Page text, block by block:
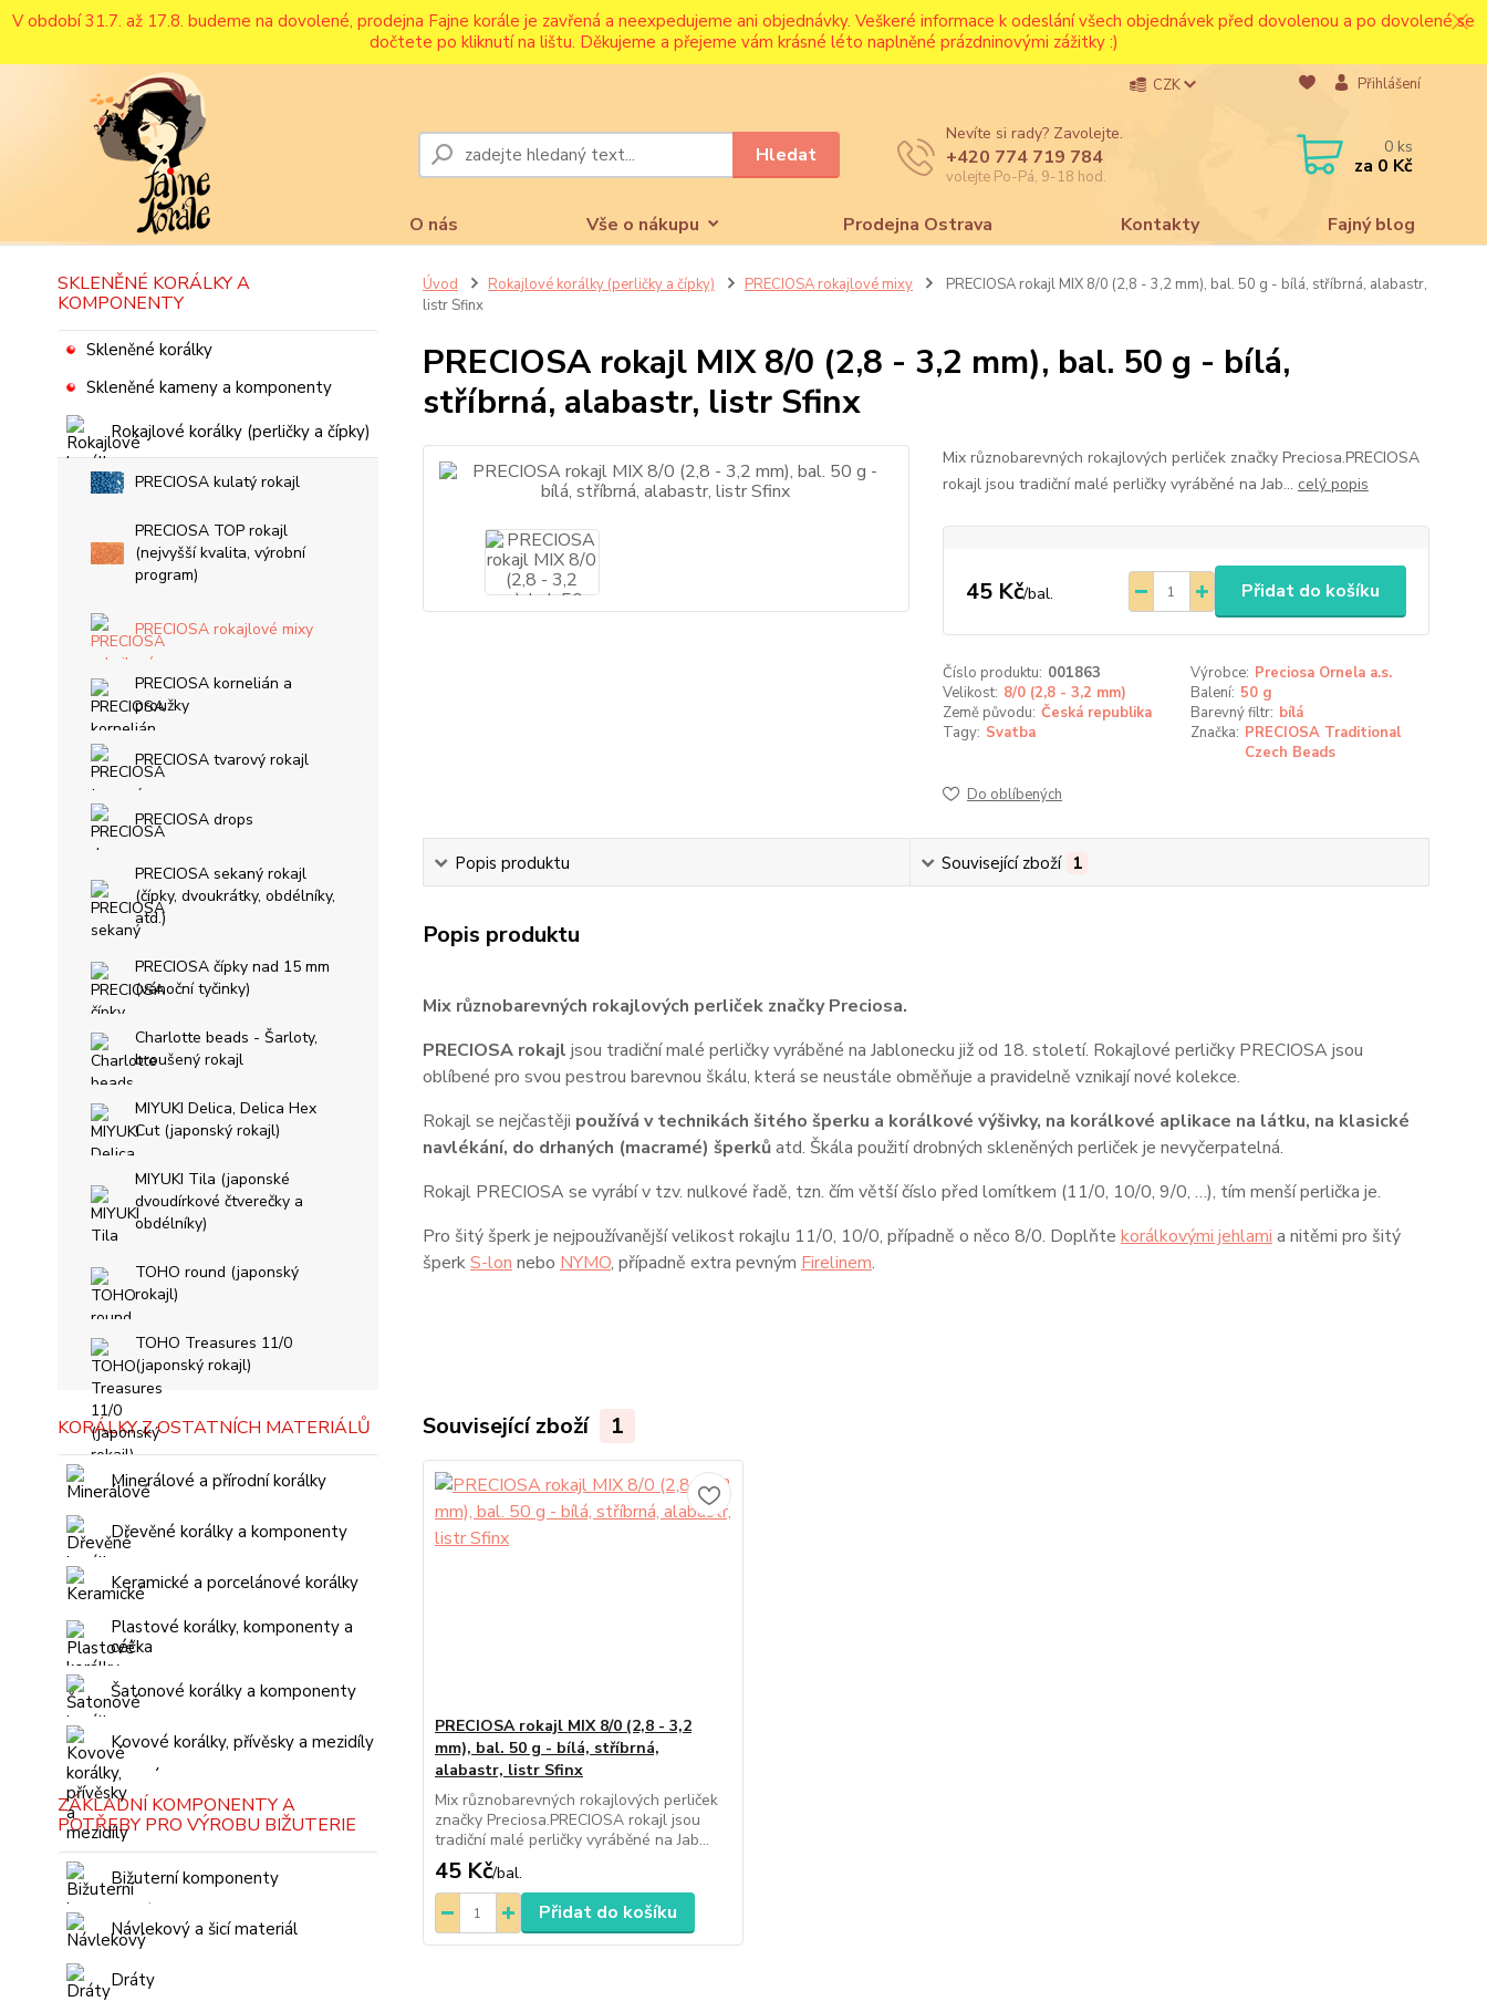
V období 31.7. až 17.8. budeme na dovolené, prodejna Fajne korále je zavřená a neexpedujeme ani objednávky. Veškeré informace k odeslání všech objednávek před dovolenou a po dovolené se
dočtete po kliknutí na lištu. Děkujeme a přejeme vám krásné léto naplněné prázdninovými zážitky :)
O nás Vše o nákupu Prodejna Ostrava Kontakty Fajný blog
CZK Přihlášení
Hledat
Nevíte si rady? Zavolejte.
+420 774 719 784
volejte Po-Pá, 9-18 hod.
0 ks
za 0 Kč
SKLENĚNÉ KORÁLKY A
KOMPONENTY
Skleněné korálky
Skleněné kameny a komponenty
Rokajlové korálky (perličky a čípky)
PRECIOSA kulatý rokajl
PRECIOSA TOP rokajl
(nejvyšší kvalita, výrobní
program)
PRECIOSA rokajlové mixy
PRECIOSA kornelián a
proužky
PRECIOSA tvarový rokajl
PRECIOSA drops
PRECIOSA sekaný rokajl
(čípky, dvoukrátky, obdélníky,
atd.)
PRECIOSA čípky nad 15 mm
(vánoční tyčinky)
Charlotte beads - Šarloty,
broušený rokajl
MIYUKI Delica, Delica Hex
Cut (japonský rokajl)
MIYUKI Tila (japonské
dvoudírkové čtverečky a
obdélníky)
TOHO round (japonský
rokajl)
TOHO Treasures 11/0
(japonský rokajl)
KORÁLKY Z OSTATNÍCH MATERIÁLŮ
Minerálové a přírodní korálky
Dřevěné korálky a komponenty
Keramické a porcelánové korálky
Plastové korálky, komponenty a
céčka
Šatonové korálky a komponenty
Kovové korálky, přívěsky a mezidíly
ZÁKLADNÍ KOMPONENTY A
POTŘEBY PRO VÝROBU BIŽUTERIE
Bižuterní komponenty
Návlekový a šicí materiál
Dráty
Úvod Rokajlové korálky (perličky a čípky) PRECIOSA rokajlové mixy
PRECIOSA rokajl MIX 8/0 (2,8 - 3,2 mm), bal. 50 g - bílá, stříbrná, alabastr,
listr Sfinx
PRECIOSA rokajl MIX 8/0 (2,8 - 3,2 mm), bal. 50 g - bílá,
stříbrná, alabastr, listr Sfinx
Mix různobarevných rokajlových perliček značky Preciosa.PRECIOSA
rokajl jsou tradiční malé perličky vyráběné na Jab... celý popis
45 Kč/bal. Přidat do košíku
Číslo produktu: 001863 Výrobce: Preciosa Ornela a.s.
Velikost: 8/0 (2,8 - 3,2 mm) Balení: 50 g
Země původu: Česká republika Barevný filtr: bílá
Tagy: Svatba Značka: PRECIOSA Traditional
Czech Beads
Do oblíbených
Popis produktu Související zboží 1
Popis produktu
Mix různobarevných rokajlových perliček značky Preciosa.
PRECIOSA rokajl jsou tradiční malé perličky vyráběné na Jablonecku již od 18. století. Rokajlové perličky PRECIOSA jsou
oblíbené pro svou pestrou barevnou škálu, která se neustále obměňuje a pravidelně vznikají nové kolekce.
Rokajl se nejčastěji používá v technikách šitého šperku a korálkové výšivky, na korálkové aplikace na látku, na klasické
navlékání, do drhaných (macramé) šperkůatd. Škála použití drobných skleněných perliček je nevyčerpatelná.
Rokajl PRECIOSA se vyrábí v tzv. nulkové řadě, tzn. čím větší číslo před lomítkem (11/0, 10/0, 9/0, …), tím menší perlička je.
Pro šitý šperk je nejpoužívanější velikost rokajlu 11/0, 10/0, případně o něco 8/0. Doplňte korálkovými jehlami a nitěmi pro šitý
šperkS-lon nebo NYMO, případně extra pevným Firelinem.
Související zboží 1
PRECIOSA rokajl MIX 8/0 (2,8 - 3,2
mm), bal. 50 g - bílá, stříbrná,
alabastr, listr Sfinx
Mix různobarevných rokajlových perliček
značky Preciosa.PRECIOSA rokajl jsou
tradiční malé perličky vyráběné na Jab...
45 Kč/bal.
Přidat do košíku